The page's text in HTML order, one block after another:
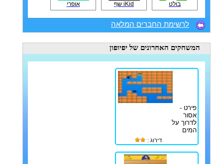
בולט iKid שף אופרי
לרשימת החברים המלאה
המשחקים האחרונים של יפיופון
פירט -
אסור
לדרוך על
המים
דירוג :